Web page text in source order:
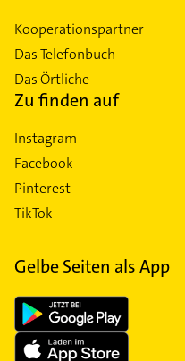
Kooperationspartner
Das Telefonbuch
Das Örtliche
Zu finden auf
Instagram
Facebook
Pinterest
TikTok
Gelbe Seiten als App